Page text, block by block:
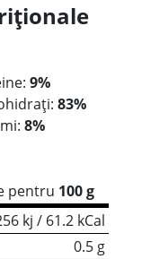
9%
83%
8%
pentru 100 g
kj / 61.2 kCal
0.5 g